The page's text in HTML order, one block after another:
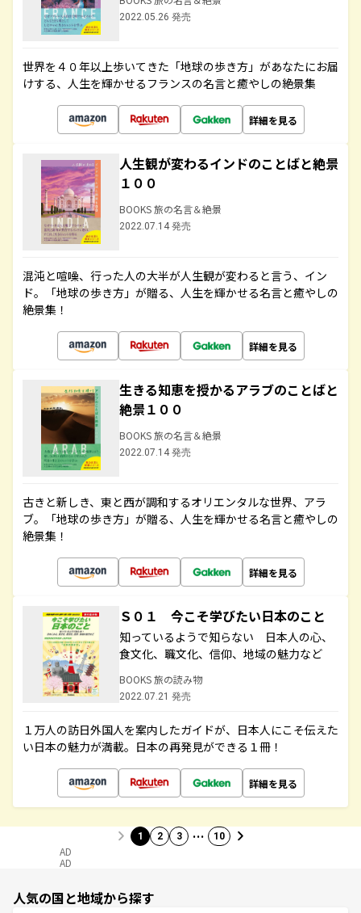
2022.05.26 発売
世界を４０年以上歩いてきた「地球の歩き方」があなたにお届
けする、人生を輝かせるフランスの名言と癒やしの絶景集
詳細を見る
人生観が変わるインドのことばと絶景
１００
BOOKS 旅の名言＆絶景
2022.07.14 発売
混沌と喧噪、行った人の大半が人生観が変わると言う、イン
ド。「地球の歩き方」が贈る、人生を輝かせる名言と癒やしの
絶景集！
詳細を見る
生きる知恵を授かるアラブのことばと
絶景１００
BOOKS 旅の名言＆絶景
2022.07.14 発売
古きと新しき、東と西が調和するオリエンタルな世界、アラ
ブ。「地球の歩き方」が贈る、人生を輝かせる名言と癒やしの
絶景集！
詳細を見る
Ｓ０１ 今こそ学びたい日本のこと
知っているようで知らない 日本人の心、
食文化、職文化、信仰、地域の魅力など
BOOKS 旅の読み物
2022.07.21 発売
１万人の訪日外国人を案内したガイドが、日本人にこそ伝えた
い日本の魅力が満載。日本の再発見ができる１冊！
詳細を見る
1 2 3 … 10
AD
AD
人気の国と地域から探す